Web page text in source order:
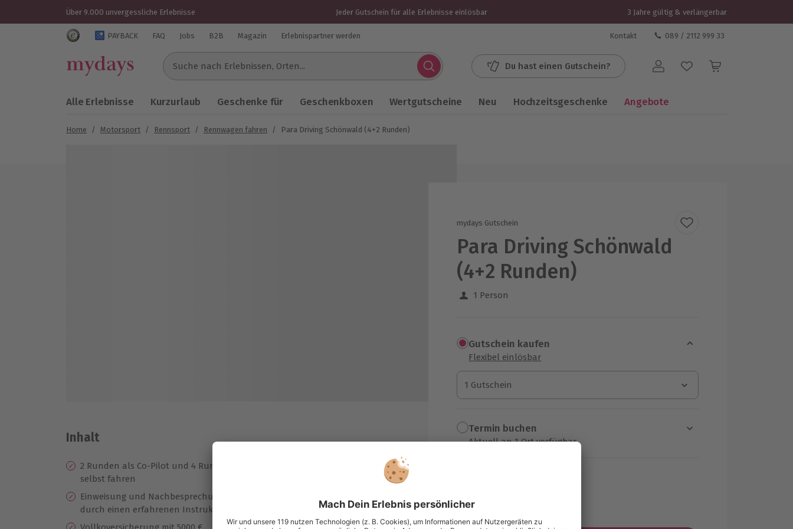
Über 9.000 unvergessliche Erlebnisse Jeder Gutschein für alle Erlebnisse einlösbar 3 Jahre gültig & verlängerbar
Trustedshops Bewertungen für mydays.de
PAYBACK FAQ Jobs B2B Magazin Erlebnispartner werden Kontakt 089 / 2112 999 33
Suche nach Erlebnissen...
Du hast einen Gutschein? Benutzerkonto
Alle Erlebnisse Kurzurlaub Geschenke für Geschenkboxen Wertgutscheine Neu Hochzeitsgeschenke Angebote
Home / Motorsport / Rennsport / Rennwagen fahren / Para Driving Schönwald (4+2 Runden)
mydays Gutschein
Para Driving Schönwald
(4+2 Runden)
1 Person
Gutschein kaufen
Flexibel einlösbar
1 Gutschein
1 Gutschein
1 Gutschein
Termin buchen
Aktuell an 1 Ort verfügbar
zzgl. Versand
Inhalt
2 Runden als Co-Pilot und 4 Runden
selbst fahren
Einweisung und Nachbesprechung
durch einen erfahrenen Instruktor
Zur Wahl: Porsche 911 GT3, Mercedes-